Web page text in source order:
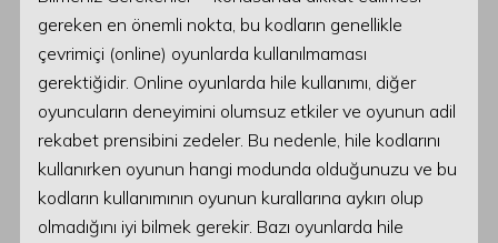
gereken en önemli nokta, bu kodların genellikle
çevrimiçi (online) oyunlarda kullanılmaması
gerektiğidir. Online oyunlarda hile kullanımı, diğer
oyuncuların deneyimini olumsuz etkiler ve oyunun adil
rekabet prensibini zedeler. Bu nedenle, hile kodlarını
kullanırken oyunun hangi modunda olduğunuzu ve bu
kodların kullanımının oyunun kurallarına aykırı olup
olmadığını iyi bilmek gerekir. Bazı oyunlarda hile